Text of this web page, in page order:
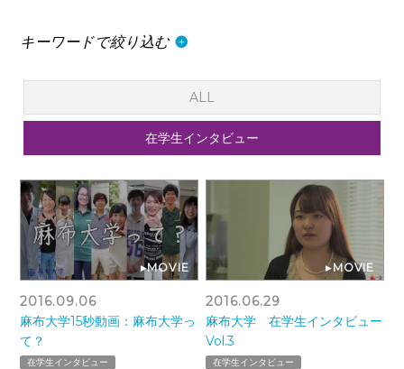
キーワードで絞り込む
ALL
在学生インタビュー
▸MOVIE
2016.09.06
麻布大学15秒動画：麻布大学っ
て？
在学生インタビュー
▸MOVIE
2016.06.29
麻布大学 在学生インタビュー
Vol.3
在学生インタビュー